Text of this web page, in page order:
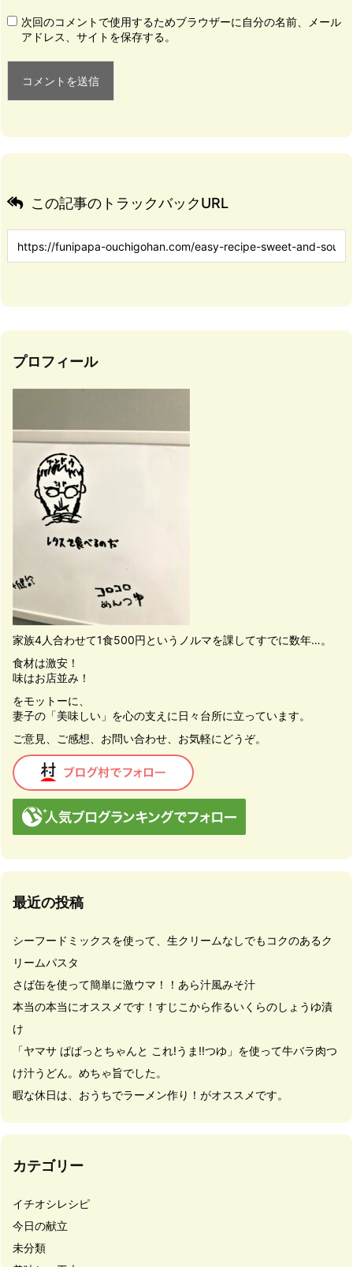
次回のコメントで使用するためブラウザーに自分の名前、メール
アドレス、サイトを保存する。
この記事のトラックバックURL
プロフィール
家族4人合わせて1食500円というノルマを課してすでに数年…。
食材は激安！
味はお店並み！
をモットーに、
妻子の「美味しい」を心の支えに日々台所に立っています。
ご意見、ご感想、お問い合わせ、お気軽にどうぞ。
最近の投稿
シーフードミックスを使って、生クリームなしでもコクのあるク
リームパスタ
さば缶を使って簡単に激ウマ！！あら汁風みそ汁
本当の本当にオススメです！すじこから作るいくらのしょうゆ漬
け
「ヤマサ ぱぱっとちゃんと これ!うま!!つゆ」を使って牛バラ肉つ
け汁うどん。めちゃ旨でした。
暇な休日は、おうちでラーメン作り！がオススメです。
カテゴリー
イチオシレシピ
今日の献立
未分類